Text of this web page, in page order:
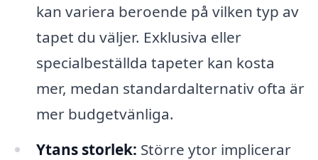
kan variera beroende på vilken typ av
tapet du väljer. Exklusiva eller
specialbeställda tapeter kan kosta
mer, medan standardalternativ ofta är
mer budgetvänliga.
Ytans storlek: Större ytor implicerar